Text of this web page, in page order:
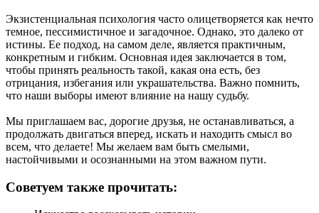
Экзистенциальная психология часто олицетворяется как нечто
темное, пессимистичное и загадочное. Однако, это далеко от
истины. Ее подход, на самом деле, является практичным,
конкретным и гибким. Основная идея заключается в том,
чтобы принять реальность такой, какая она есть, без
отрицания, избегания или украшательства. Важно помнить,
что наши выборы имеют влияние на нашу судьбу.
Мы приглашаем вас, дорогие друзья, не останавливаться, а
продолжать двигаться вперед, искать и находить смысл во
всем, что делаете! Мы желаем вам быть смелыми,
настойчивыми и осознанными на этом важном пути.
Советуем также прочитать: